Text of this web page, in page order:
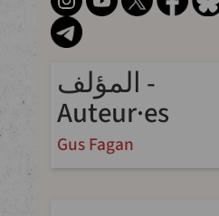
المؤلف -
Auteur·es
Gus Fagan